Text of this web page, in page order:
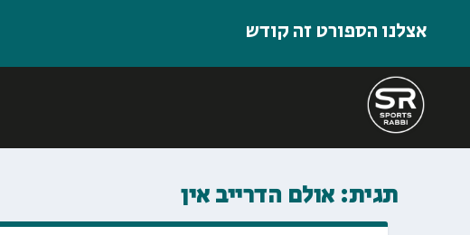
אצלנו הספורט זה קודש
תגית: אולם הדרייב אין